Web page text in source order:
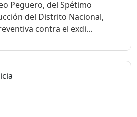
Peguero, del Spétimo
del Distrito Nacional,
contra el exdi...